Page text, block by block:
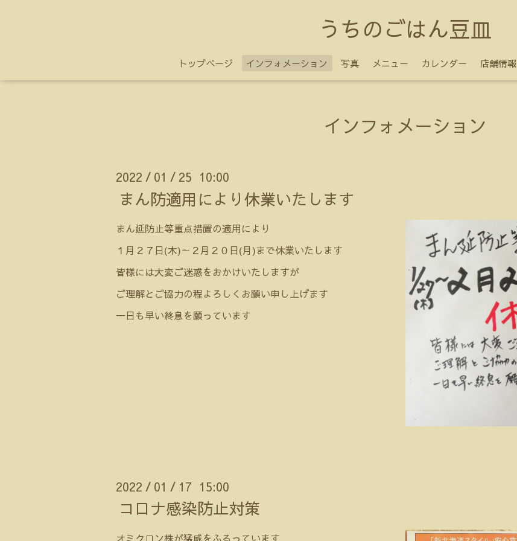
うちのごはん豆皿
トップページ インフォメーション 写真 メニュー カレンダー 店舗情報
インフォメーション
2022 / 01 / 25 10:00
まん防適用により休業いたします
まん延防止等重点措置の適用により
１月２７日(木)～２月２０日(月)まで休業いたします
皆様には大変ご迷惑をおかけいたしますが
ご理解とご協力の程よろしくお願い申し上げます
一日も早い終息を願っています
2022 / 01 / 17 15:00
コロナ感染防止対策
オミクロン株が猛威をふるっています